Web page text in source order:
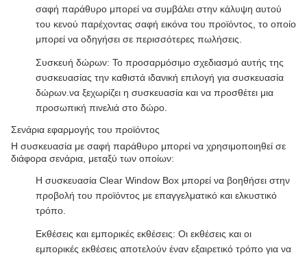
σαφή παράθυρο μπορεί να συμβάλει στην κάλυψη αυτού
του κενού παρέχοντας σαφή εικόνα του προϊόντος, το οποίο
μπορεί να οδηγήσει σε περισσότερες πωλήσεις.
Συσκευή δώρων: Το προσαρμόσιμο σχεδιασμό αυτής της
συσκευασίας την καθιστά ιδανική επιλογή για συσκευασία
δώρων.να ξεχωρίζει η συσκευασία και να προσθέτει μια
προσωπική πινελιά στο δώρο.
Σενάρια εφαρμογής του προϊόντος
Η συσκευασία με σαφή παράθυρο μπορεί να χρησιμοποιηθεί σε
διάφορα σενάρια, μεταξύ των οποίων:
Η συσκευασία Clear Window Box μπορεί να βοηθήσει στην
προβολή του προϊόντος με επαγγελματικό και ελκυστικό
τρόπο.
Εκθέσεις και εμπορικές εκθέσεις: Οι εκθέσεις και οι
εμπορικές εκθέσεις αποτελούν έναν εξαιρετικό τρόπο για να